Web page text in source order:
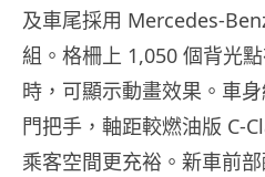
及車尾採用 Mercedes-
組。格柵上 1,050 個背光
時，可顯示動畫效果。車
門把手，軸距較燃油版 C-
乘客空間更充裕。新車前